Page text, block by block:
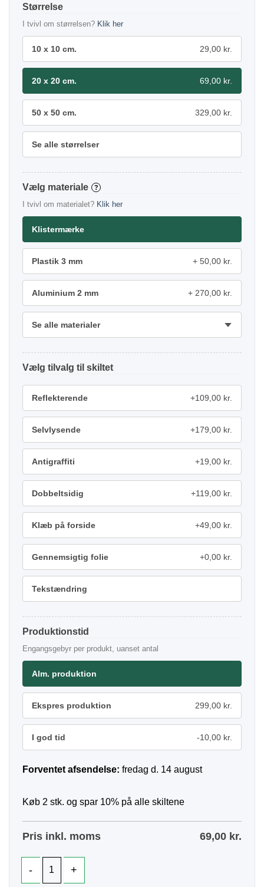
Størrelse
I tvivl om størrelsen? Klik her
10 x 10 cm. 29,00 kr.
20 x 20 cm. 69,00 kr.
50 x 50 cm. 329,00 kr.
Se alle størrelser
materiale ?
I tvivl om materialet? Klik her
Klistermærke
Plastik 3 mm 50,00 kr.
Aluminium 2 mm 270,00 kr.
Se alle materialer
tilvalg
Reflekterende +109,00 kr.
Selvlysende +179,00 kr.
Antigraffiti +19,00 kr.
Dobbeltsidig +119,00 kr.
Klæb på forside +49,00 kr.
Gennemsigtig folie +0,00 kr.
Tekstændring
Produktionstid
Engangsgebyr per produkt, uanset antal
Alm. produktion
Ekspres produktion 299,00 kr.
I god tid -10,00 kr.
Forventet afsendelse: fredag d. 14 august
Køb 2 stk. og spar 10% på alle skiltene
Pris inkl. moms 69,00 kr.